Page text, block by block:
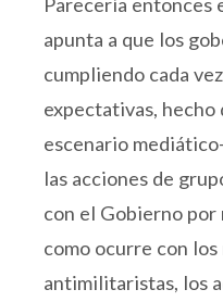
apunta a que los
cumpliendo cada
expectativas, hecho
escenario
las acciones de
con el Gobierno
como ocurre con
antimilitaristas, los